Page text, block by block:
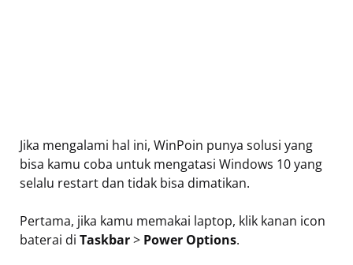
Jika mengalami hal ini, WinPoin punya solusi yang
bisa kamu coba untuk mengatasi Windows 10 yang
selalu restart dan tidak bisa dimatikan.
Pertama, jika kamu memakai laptop, klik kanan icon
baterai di Taskbar> Power Options.